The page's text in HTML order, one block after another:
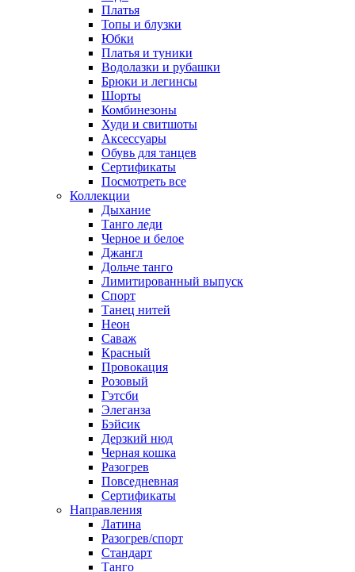
Платья
Топы и блузки
Юбки
Платья и туники
Водолазки и рубашки
Брюки и легинсы
Шорты
Комбинезоны
Худи и свитшоты
Аксессуары
Обувь для танцев
Сертификаты
Посмотреть все
Коллекции
Дыхание
Танго леди
Черное и белое
Джангл
Дольче танго
Лимитированный выпуск
Спорт
Танец нитей
Неон
Саваж
Красный
Провокация
Розовый
Гэтсби
Элеганза
Бэйсик
Дерзкий нюд
Черная кошка
Разогрев
Повседневная
Сертификаты
Направления
Латина
Разогрев/спорт
Стандарт
Танго